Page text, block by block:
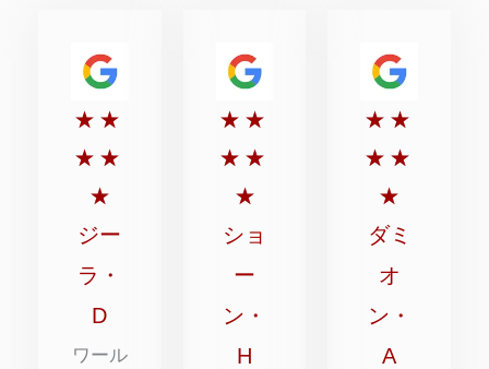
★ ★
★ ★
★
5
点
満
点
中
点
ジー
ラ・
D
ワール
★ ★
★ ★
★
5
点
満
点
中
5
ショ
ー
ン・
H
★ ★
★ ★
★
5
点
点
5
ダミ
オ
ン・
A